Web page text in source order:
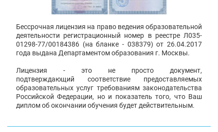
Бессрочная лицензия на право ведения образовательной
деятельности регистрационный номер в реестре Л035-
01298-77/00184386 (на бланке - 038379) от 26.04.2017
года выдана Департаментом образования г. Москвы.
Лицензия - это не просто документ,
подтверждающий соответствие предоставляемых
образовательных услуг требованиям законодательства
Российской Федерации, но и показатель того, что Ваш
диплом об окончании обучения будет действительным.